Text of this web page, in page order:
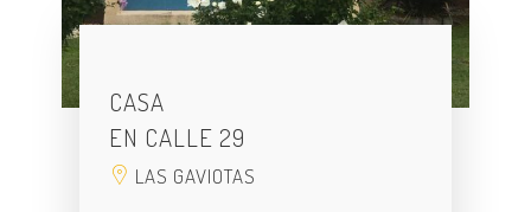
CASA
EN CALLE 29
LAS GAVIOTAS